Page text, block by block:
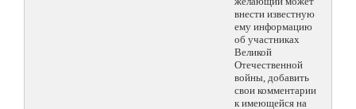
внести известную
ему информацию
об участниках
Великой
Отечественной
войны, добавить
свои комментарии
к имеющейся на